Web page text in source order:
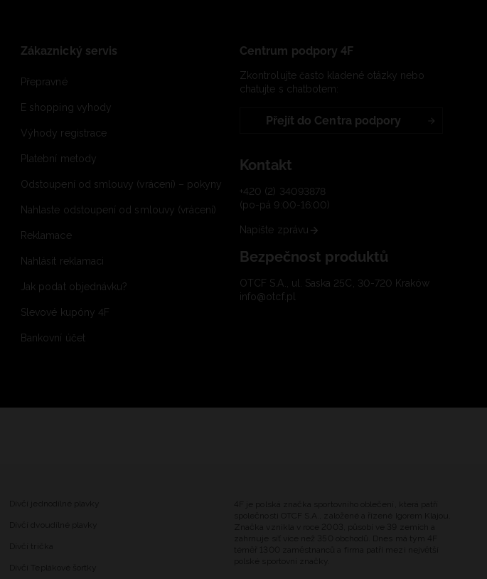
Zákaznický servis
Přepravné
E shopping vyhody
Výhody registrace
Platební metody
Odstoupení od smlouvy (vrácení) – pokyny
Nahlaste odstoupení od smlouvy (vrácení)
Reklamace
Nahlásit reklamaci
Jak podat objednávku?
Slevové kupóny 4F
Bankovní účet
Centrum podpory 4F
Zkontrolujte často kladené otázky nebo
chatujte s chatbotem:
Přejít do Centra podpory
Kontakt
+420 (2) 34093878
(po-pá 9:00-16:00)
Napište zprávu
Bezpečnost produktů
OTCF S.A., ul. Saska 25C, 30-720 Kraków
info@otcf.pl